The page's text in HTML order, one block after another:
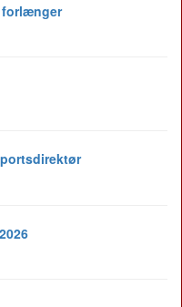
forlænger